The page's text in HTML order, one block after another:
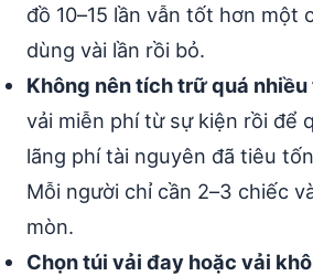
đồ 10–15 lần vẫn tốt hơn một
dùng vài lần rồi bỏ.
Không nên tích trữ quá
vải miễn phí từ sự kiện rồi để
lãng phí tài nguyên đã tiêu
Mỗi người chỉ cần 2–3 chiếc
mòn.
Chọn túi vải đay hoặc vải